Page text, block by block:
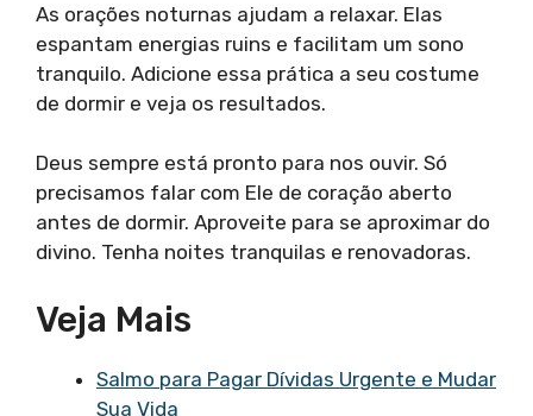
As orações noturnas ajudam a relaxar. Elas
espantam energias ruins e facilitam um sono
tranquilo. Adicione essa prática a seu costume
de dormir e veja os resultados.
Deus sempre está pronto para nos ouvir. Só
precisamos falar com Ele de coração aberto
antes de dormir. Aproveite para se aproximar do
divino. Tenha noites tranquilas e renovadoras.
Veja Mais
Salmo para Pagar Dívidas Urgente e Mudar
Sua Vida